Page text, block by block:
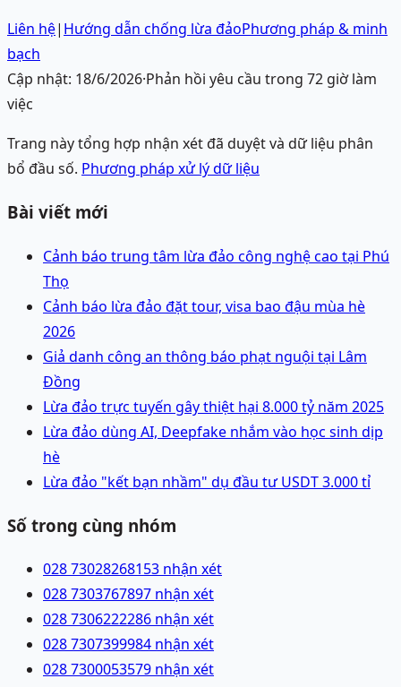
Liên hệ| Hướng dẫn chống lừa đảoPhương pháp & minh
bạch
Cập nhật: 18/6/2026·Phản hồi yêu cầu trong 72 giờ làm
việc
Trang này tổng hợp nhận xét đã duyệt và dữ liệu phân
bổ đầu số. Phương pháp xử lý dữ liệu
Bài viết mới
Cảnh báo trung tâm lừa đảo công nghệ cao tại Phú
Thọ
Cảnh báo lừa đảo đặt tour, visa bao đậu mùa hè
2026
Giả danh công an thông báo phạt nguội tại Lâm
Đồng
Lừa đảo trực tuyến gây thiệt hại 8.000 tỷ năm 2025
Lừa đảo dùng AI, Deepfake nhắm vào học sinh dịp
hè
Lừa đảo "kết bạn nhầm" dụ đầu tư USDT 3.000 tỉ
Số trong cùng nhóm
028 73028268153 nhận xét
028 7303767897 nhận xét
028 7306222286 nhận xét
028 7307399984 nhận xét
028 7300053579 nhận xét